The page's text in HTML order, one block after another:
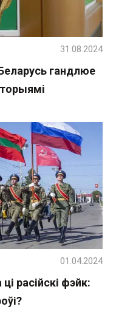
гандлюе
31.08.2024
расійскі фэйк:
01.04.2024